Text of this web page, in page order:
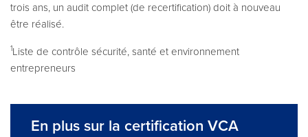
trois ans, un audit complet (de recertification) doit à nouveau
être réalisé.
1Liste de contrôle sécurité, santé et environnement
entrepreneurs
En plus sur la certification VCA